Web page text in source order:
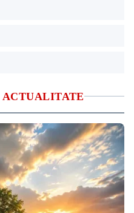
ACTUALITATE